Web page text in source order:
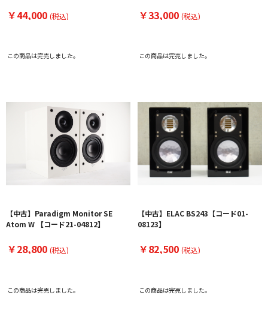
￥44,000 (税込)
この商品は完売しました。
￥33,000 (税込)
この商品は完売しました。
【中古】Paradigm Monitor SE
Atom W 【コード21-04812】
￥28,800 (税込)
この商品は完売しました。
【中古】ELAC BS243【コード01-
08123】
￥82,500 (税込)
この商品は完売しました。